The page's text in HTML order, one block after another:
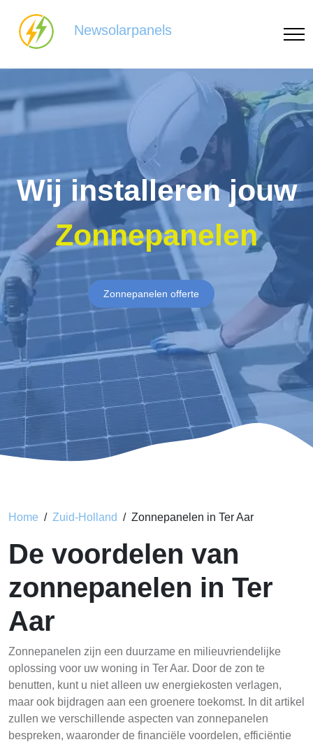
Newsolarpanels
Wij installeren jouw
Zonnepanelen
Zonnepanelen offerte
Home Zuid-Holland Zonnepanelen in Ter Aar
De voordelen van
zonnepanelen in Ter
Aar
Zonnepanelen zijn een duurzame en milieuvriendelijke
oplossing voor uw woning in Ter Aar. Door de zon te
benutten, kunt u niet alleen uw energiekosten verlagen,
maar ook bijdragen aan een groenere toekomst. In dit artikel
zullen we verschillende aspecten van zonnepanelen
bespreken, waaronder de financiële voordelen, efficiëntie